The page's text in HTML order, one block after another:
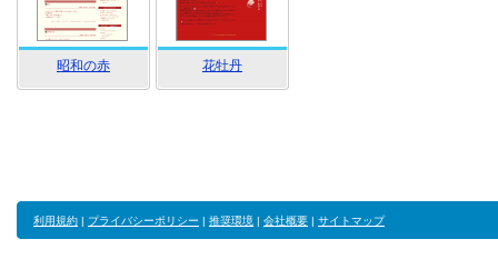
昭和の赤 花牡丹
利用規約 | プライバシーポリシー | 推奨環境 | 会社概要 | サイトマップ